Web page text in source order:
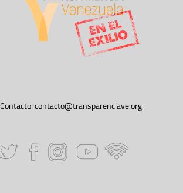
Contacto:contacto@transparenciave.org